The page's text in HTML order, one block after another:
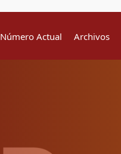
Número Actual Archivos